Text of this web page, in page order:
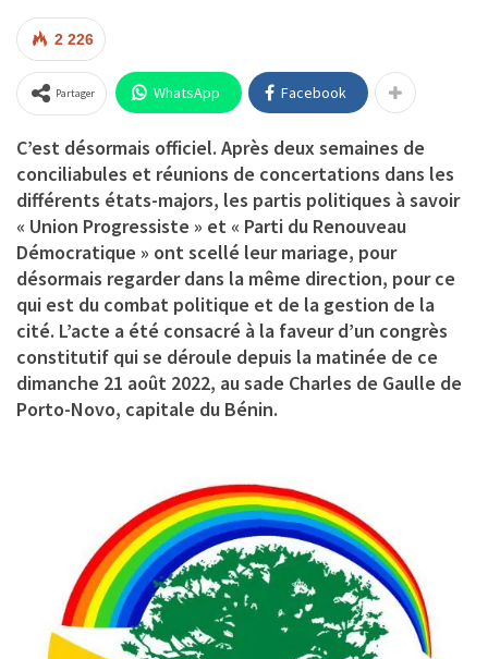
2 226
Partager WhatsApp Facebook
C’est désormais officiel. Après deux semaines de
conciliabules et réunions de concertations dans les
différents états-majors, les partis politiques à savoir
« Union Progressiste » et « Parti du Renouveau
Démocratique » ont scellé leur mariage, pour
désormais regarder dans la même direction, pour ce
qui est du combat politique et de la gestion de la
cité. L’acte a été consacré à la faveur d’un congrès
constitutif qui se déroule depuis la matinée de ce
dimanche 21 août 2022, au sade Charles de Gaulle de
Porto-Novo, capitale du Bénin.